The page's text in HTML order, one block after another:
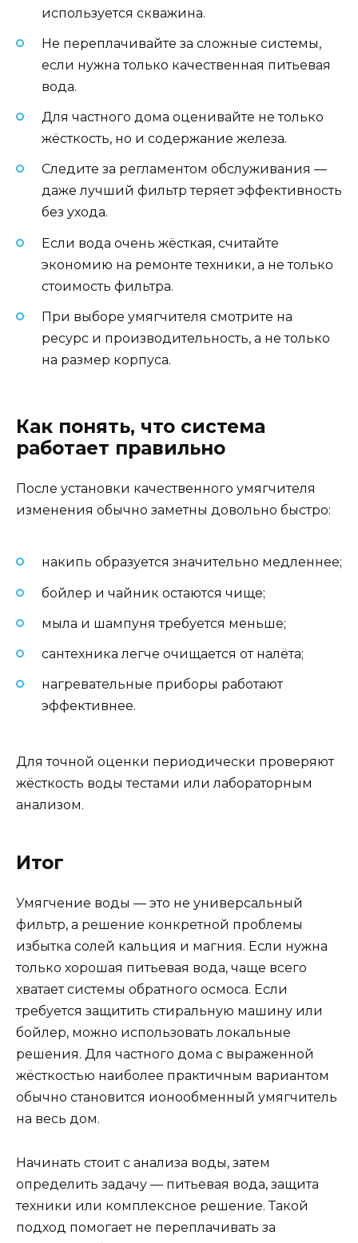
используется скважина.
Не переплачивайте за сложные системы,
если нужна только качественная питьевая
вода.
Для частного дома оценивайте не только
жёсткость, но и содержание железа.
Следите за регламентом обслуживания —
даже лучший фильтр теряет эффективность
без ухода.
Если вода очень жёсткая, считайте
экономию на ремонте техники, а не только
стоимость фильтра.
При выборе умягчителя смотрите на
ресурс и производительность, а не только
на размер корпуса.
Как понять, что система
работает правильно
После установки качественного умягчителя
изменения обычно заметны довольно быстро:
накипь образуется значительно медленнее;
бойлер и чайник остаются чище;
мыла и шампуня требуется меньше;
сантехника легче очищается от налёта;
нагревательные приборы работают
эффективнее.
Для точной оценки периодически проверяют
жёсткость воды тестами или лабораторным
анализом.
Итог
Умягчение воды — это не универсальный
фильтр, а решение конкретной проблемы
избытка солей кальция и магния. Если нужна
только хорошая питьевая вода, чаще всего
хватает системы обратного осмоса. Если
требуется защитить стиральную машину или
бойлер, можно использовать локальные
решения. Для частного дома с выраженной
жёсткостью наиболее практичным вариантом
обычно становится ионообменный умягчитель
на весь дом.
Начинать стоит с анализа воды, затем
определить задачу — питьевая вода, защита
техники или комплексное решение. Такой
подход помогает не переплачивать за